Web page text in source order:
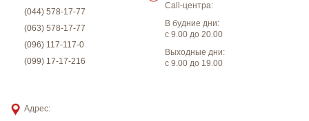
(044) 578-17-77
(063) 578-17-77
(096) 117-117-0
(099) 17-17-216
Call-центра:
В будние дни:
с 9.00 до 20.00
Выходные дни:
с 9.00 до 19.00
Адрес: